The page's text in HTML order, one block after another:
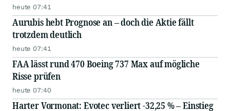
heute 07:41
Aurubis hebt Prognose an – doch die Aktie fällt
trotzdem deutlich
heute 07:41
FAA lässt rund 470 Boeing 737 Max auf mögliche
Risse prüfen
heute 07:40
Harter Vormonat: Evotec verliert -32,25 % – Einstieg